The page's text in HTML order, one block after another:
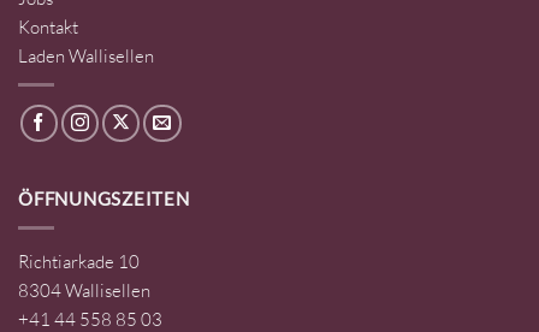
Kontakt
Laden Wallisellen
ÖFFNUNGSZEITEN
Richtiarkade 10
8304 Wallisellen
+41 44 558 85 03